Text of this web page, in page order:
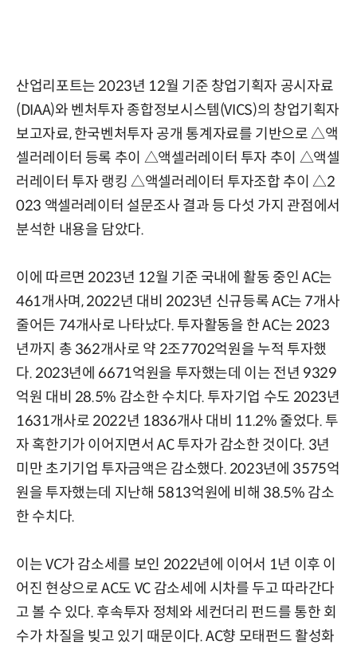
산업리포트는 2023년 12월 기준 창업기획자 공시자료
(DIAA)와 벤처투자 종합정보시스템(VICS)의 창업기획자
보고자료, 한국벤처투자 공개 통계자료를 기반으로 △액
셀러레이터 등록 추이 △액셀러레이터 투자 추이 △액셀
러레이터 투자 랭킹 △액셀러레이터 투자조합 추이 △2
023 액셀러레이터 설문조사 결과 등 다섯 가지 관점에서
분석한 내용을 담았다.
이에 따르면 2023년 12월 기준 국내에 활동 중인 AC는
461개사며, 2022년 대비 2023년 신규등록 AC는 7개사
줄어든 74개사로 나타났다. 투자활동을 한 AC는 2023
년까지 총 362개사로 약 2조7702억원을 누적 투자했
다. 2023년에 6671억원을 투자했는데 이는 전년 9329
억원 대비 28.5% 감소한 수치다. 투자기업 수도 2023년
1631개사로 2022년 1836개사 대비 11.2% 줄었다. 투
자 혹한기가 이어지면서 AC 투자가 감소한 것이다. 3년
미만 초기기업 투자금액은 감소했다. 2023년에 3575억
원을 투자했는데 지난해 5813억원에 비해 38.5% 감소
한 수치다.
이는 VC가 감소세를 보인 2022년에 이어서 1년 이후 이
어진 현상으로 AC도 VC 감소세에 시차를 두고 따라간다
고 볼 수 있다. 후속투자 정체와 세컨더리 펀드를 통한 회
수가 차질을 빚고 있기 때문이다. AC향 모태펀드 활성화